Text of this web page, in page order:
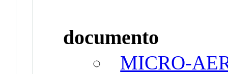
documento
MICRO-